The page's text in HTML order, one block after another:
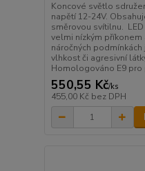
Koncové světlo
napětí 12-24V.
směrovou svítilnu.
velmi nízkým
náročných
vlhkost či agresivní
Homologováno E9 pro
550,55 Kč/ks
455,00 Kč bez DPH